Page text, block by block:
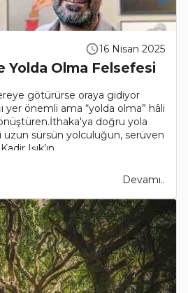
16 Nisan 2025
Yolda Olma Felsefesi
götürürse oraya gidiyor
yer önemli ama “yolda olma” hâli
doğru yola
uzun sürsün yolculuğun, serüven
Işık’ın ..
Devamı..